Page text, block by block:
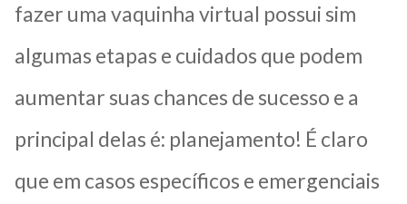
fazer uma vaquinha virtual possui sim
algumas etapas e cuidados que podem
aumentar suas chances de sucesso e a
principal delas é: planejamento! É claro
que em casos específicos e emergenciais